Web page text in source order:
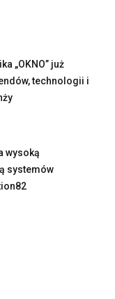
„OKNO” już
technologii i
wysoką
systemów